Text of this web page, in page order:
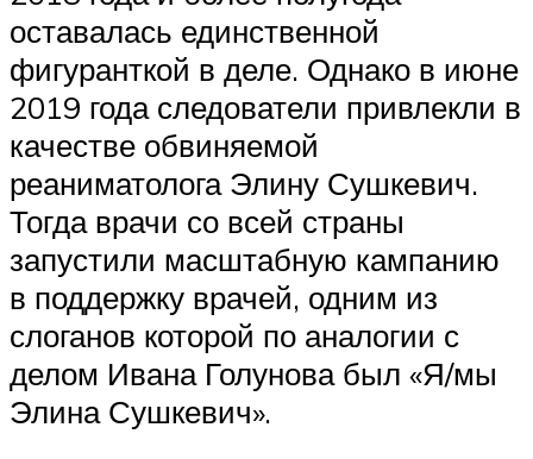
оставалась единственной
фигуранткой в деле. Однако в июне
2019 года следователи привлекли в
качестве обвиняемой
реаниматолога Элину Сушкевич.
Тогда врачи со всей страны
запустили масштабную кампанию
в поддержку врачей, одним из
слоганов которой по аналогии с
делом Ивана Голунова был «Я/мы
Элина Сушкевич».